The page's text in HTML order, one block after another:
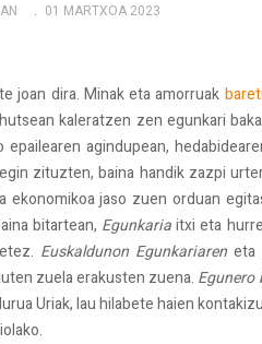
01 MARTXOA 2023
joan dira. Minak eta amorruak
kaleratzen zen egunkari
epailearen agindupean,
zituzten, baina handik zazpi
ekonomikoa jaso zuen orduan
bitartean, Egunkariaitxi eta
Euskaldunon Egunkariareneta
zuela erakusten zuena. Egunero
Uriak, lau hilabete haien